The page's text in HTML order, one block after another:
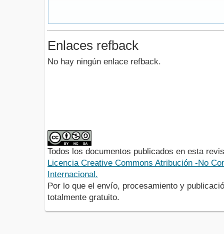
Enlaces refback
No hay ningún enlace refback.
Todos los documentos publicados en esta
Licencia Creative Commons Atribución -No
Internacional.
Por lo que el envío, procesamiento y
totalmente gratuito.